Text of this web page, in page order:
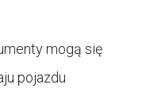
mogą się
pojazdu